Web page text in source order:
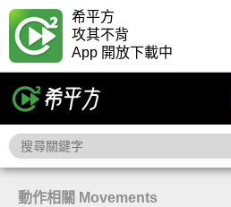
希平方
攻其不背
App 開放下載中
動作相關 Movements